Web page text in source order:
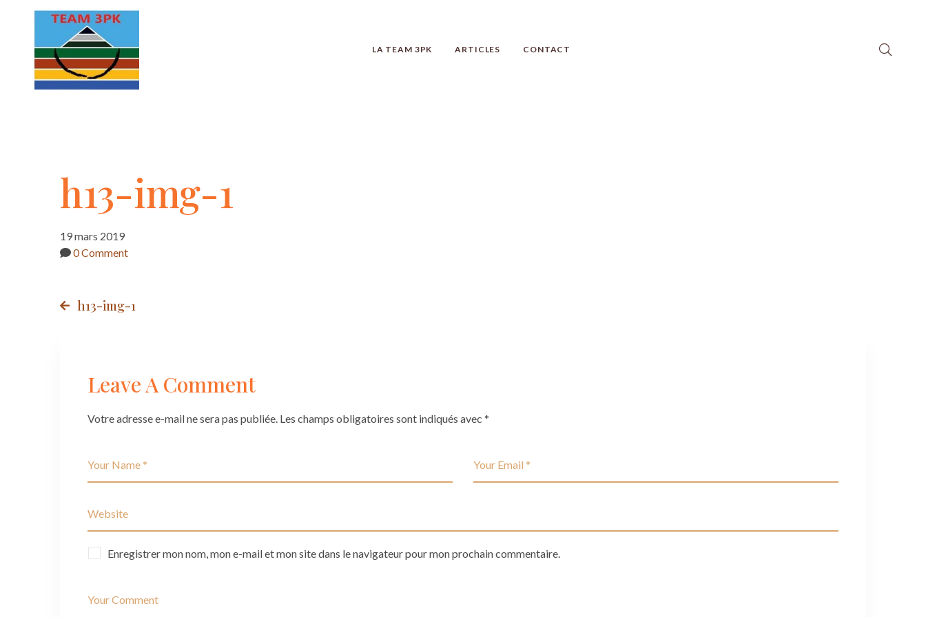
LA TEAM 3PK ARTICLES CONTACT
h13-
img-
1
h13-img-1
19 mars 2019
0 Comment
Post
h13-img-1
Leave A Comment
Votre adresse e-mail ne sera pas publiée. Les champs obligatoires sont indiqués avec *
Enregistrer mon nom, mon e-mail et mon site dans le navigateur pour mon prochain commentaire.